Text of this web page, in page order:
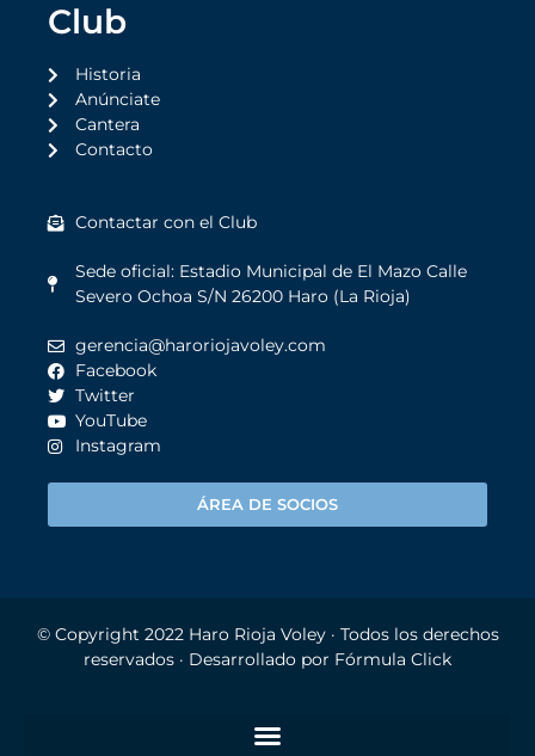
Club
Historia
Anúnciate
Cantera
Contacto
Contactar con el Club
Sede oficial: Estadio Municipal de El Mazo Calle
Severo Ochoa S/N 26200 Haro (La Rioja)
gerencia@haroriojavoley.com
Facebook
Twitter
YouTube
Instagram
ÁREA DE SOCIOS
© Copyright 2022 Haro Rioja Voley· Todos los derechos
reservados · Desarrollado por Fórmula Click